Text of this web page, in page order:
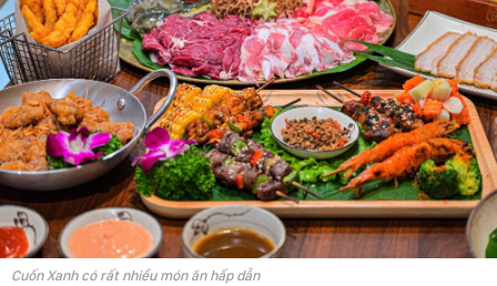
Cuốn Xanh có rất nhiều món ăn hấp dẫn